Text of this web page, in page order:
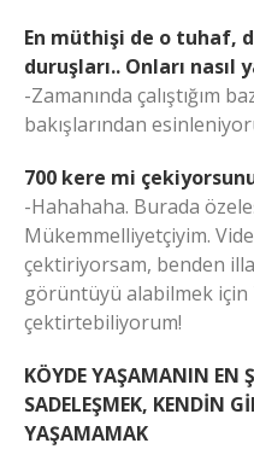
En müthişi de o tuhaf,
duruşları.. Onları nasıl
-Zamanında çalıştığım
bakışlarından
700 kere mi
-Hahahaha. Burada
Mükemmelliyetçiyim.
çektiriyorsam, benden
görüntüyü alabilmek için
çektirtebiliyorum!
KÖYDE YAŞAMANIN EN
SADELEŞMEK, KENDİN
YAŞAMAMAK